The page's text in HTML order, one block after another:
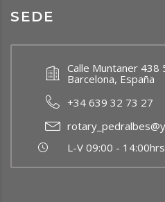
Ver en Facebook
2 months ago
Updated Post: Premio de
Bachillerato RCBP 2026
Photo
SEDE
Calle Muntaner 438
Barcelona, España
+34 639 32 73 27
L-V 09:00 - 14:00hrs